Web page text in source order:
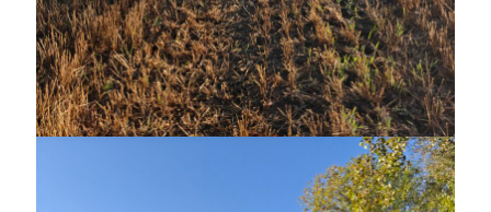
Senaste kommentarerna
EllenomVINST!!!
CamillaomVINST!!!
EllenomJOSEF